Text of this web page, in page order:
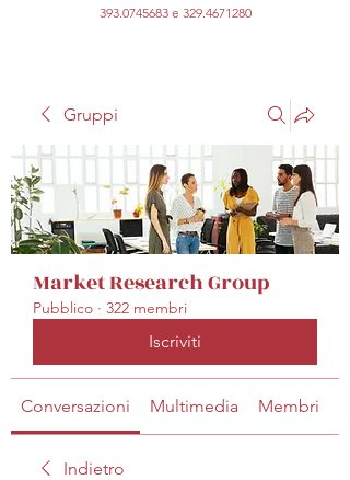
393.0745683e 329.4671280
Gruppi
Market Research Group
Pubblico · 322 membri
Iscriviti
Conversazioni Multimedia Membri
Indietro